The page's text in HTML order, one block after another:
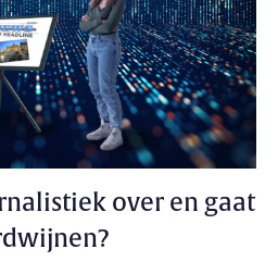
over en gaat